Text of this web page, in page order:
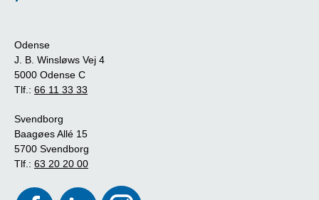
Odense
J. B. Winsløws Vej 4
5000 Odense C
Tlf.: 66 11 33 33
Svendborg
Baagøes Allé 15
5700 Svendborg
Tlf.: 63 20 20 00